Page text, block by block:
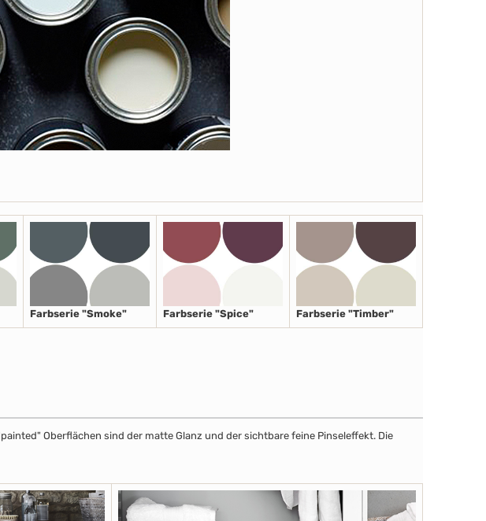
Farbserie "Smoke" Farbserie "Spice" Farbserie "Timber"
Oberflächen sind der matte Glanz und der sichtbare feine Pinseleffekt. Die